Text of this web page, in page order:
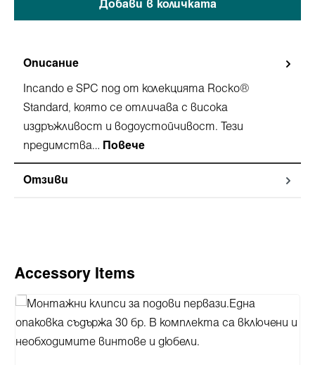
Добави в количката
Описание
Incando е SPC под от колекцията Rocko®
Standard, която се отличава с висока
издръжливост и водоустойчивост. Тези
предимства… Повече
Отзиви
Пропуснете продуктовата галерия
Accessory Items